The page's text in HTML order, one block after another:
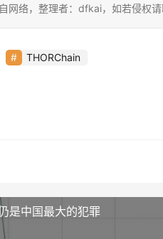
网络，整理者：dfkai，如若侵权请
THORChain
是中国最大的犯罪